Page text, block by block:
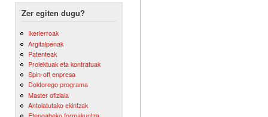
Zer egiten dugu?
Ikerlerroak
Argitalpenak
Patenteak
Proiektuak eta kontratuak
Spin-off enpresa
Doktorego programa
Master ofiziala
Antolatutako ekintzak